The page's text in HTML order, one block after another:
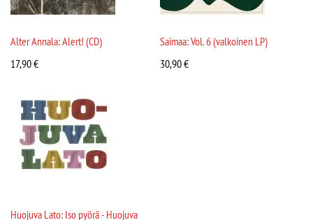
Alter Annala: Alert! (CD)
17,90€
Saimaa: Vol. 6 (valkoinen LP)
30,90€
Huojuva Lato: Iso pyörä - Huojuva